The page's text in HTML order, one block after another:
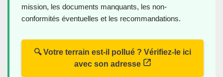
mission, les documents manquants, les non-
conformités éventuelles et les recommandations.
🔍 Votre terrain est-il pollué ? Vérifiez-le ici
avec son adresse